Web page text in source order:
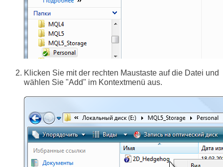
Klicken Sie mit der rechten Maustaste auf die Datei und
wählen Sie "Add" im Kontextmenü aus.